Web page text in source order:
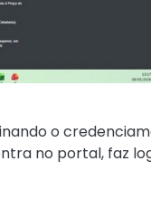
o
no portal, faz